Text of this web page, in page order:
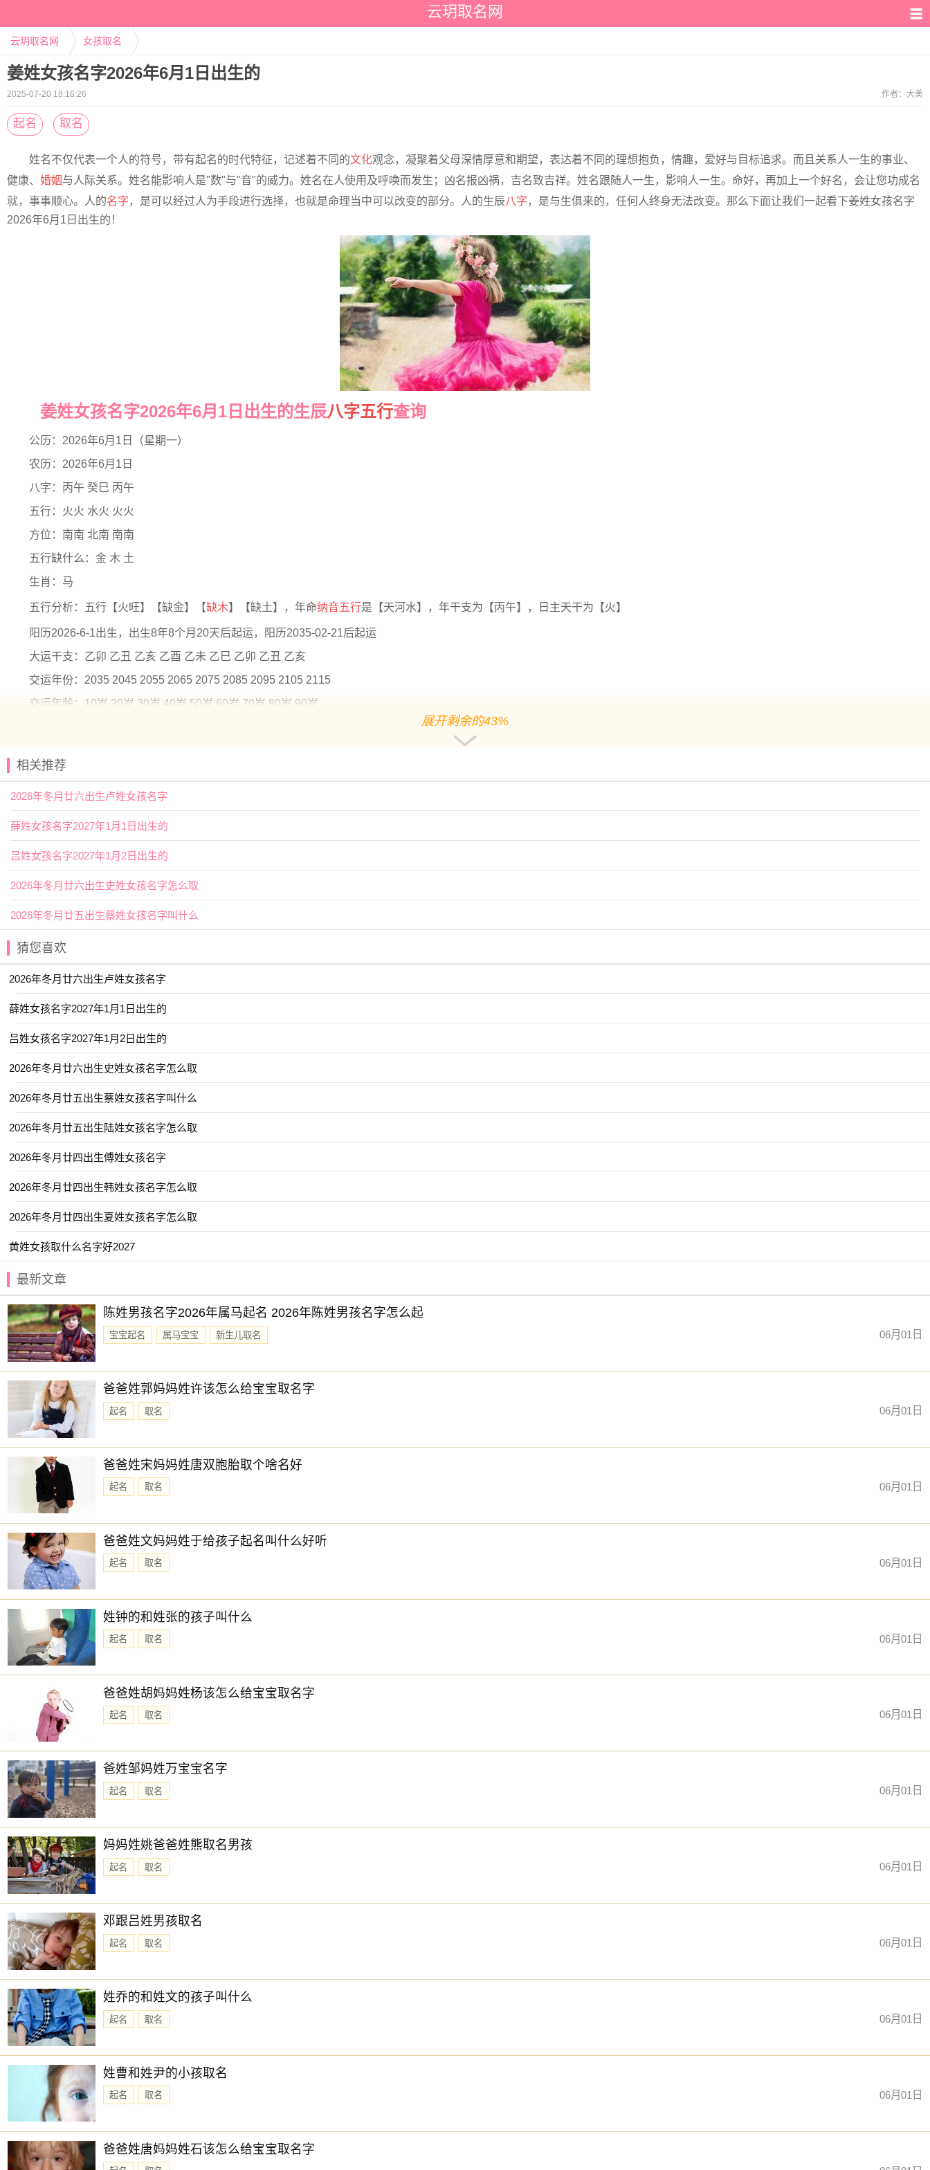
云玥取名网
云玥取名网 女孩取名
姜姓女孩名字2026年6月1日出生的
2025-07-20 18:16:26 作者： 大美
起名 取名
姓名不仅代表一个人的符号，带有起名的时代特征，记述着不同的文化观念，凝聚着父母深情厚意和期望，表达着不同的理想抱负，情趣，爱好与目标追求。而且关系人一生的事业、
健康、 婚姻与人际关系。姓名能影响人是"数"与"音"的威力。姓名在人使用及呼唤而发生；凶名报凶祸，吉名致吉祥。姓名跟随人一生，影响人一生。命好，再加上一个好名，会让您功成名
就，事事顺心。人的名字 ，是可以经过人为手段进行选择，也就是命理当中可以改变的部分。人的生辰八字 ，是与生俱来的，任何人终身无法改变。那么下面让我们一起看下姜姓女孩名字
2026年6月1日出生的！
姜姓女孩名字2026年6月1日出生的生辰八字五行查询
公历：2026年6月1日（星期一）
农历：2026年6月1日
八字：丙午 癸巳 丙午
五行：火火 水火 火火
方位：南南 北南 南南
五行缺什么：金 木 土
生肖：马
五行分析：五行【火旺】【缺金】【缺木】【缺土】，年命纳音五行是【天河水】，年干支为【丙午】，日主天干为【火】
阳历2026-6-1出生，出生8年8个月20天后起运，阳历2035-02-21后起运
大运干支：乙卯 乙丑 乙亥 乙酉 乙未 乙巳 乙卯 乙丑 乙亥
交运年份：2035 2045 2055 2065 2075 2085 2095 2105 2115
交运年龄：10岁 20岁 30岁 40岁 50岁 60岁 70岁 80岁 90岁
【倪】端，边际；小孩；头绪。用作
【灵】聪明，灵活；精神，反应敏捷，活动迅速，美好。用作人名意指聪明伶俐、反应敏捷、娟秀；
姜姓女孩名字2026年6月1日出生的好名字推荐
【寒曦】 【予清】 【予诺】 【兰琳】
【佳琪】 【子璎】 【尹黎】 【卿莞】
【乐淳】 【奕言】 【亦闲】 【乐绮】
【云涵】 【含蕾】 【可贞】 【和雅】
【宇舒】 【姝彤】 【予欣】 【娇涵】
【含湘】 【子颖】 【安冉】 【云溪】
【宸夕】 【兰佩】 【嘉宜】 【君娣】
【元姝】 【佩娴】 【安盈】 【亭然】
【向菲】 【家影】 【宛央】 【云碧】
【宛依】 【书语】 【佩琼】 【子乐】
【夏婉】 【元雅】 【乔苒】 【宣霖】
【宣淇】 【伊然】 【宜珊】 【冬瑶】
【乐善】 【君语】 【善怡】 【今夏】
【书娴】 【乐诗】 【义瑶】 【之夏】
【亦君】 【妙桐】 【净秋】 【夏荷】
【冰莹】 【书敏】 【书梦】 【安娴】
【嘉恬】 【妍美】 【元芷】 【宜含】
【夏淼】 【宸晓】 【子箐】 【宛迎】
【园雯】 【书智】 【园妙】 【与夏】
【婉吟】 【嘉婷】 【婉筠】 【初岚】
【书言】 【云谣】 【嘉彦】 【冰颜】
【天锦】 【安怡】 【婷书】 【乔雅】
【屹瑶】 【依雯】 【云昕】 【子念】
【乐渝】 【云雅】 【一棠】 【姗颖】
赐子好名，能伴子一生。想给宝宝取一个好名字吗？选择下方的
展开剩余的43%
相关推荐
2026年冬月廿六出生卢姓女孩名字
薛姓女孩名字2027年1月1日出生的
吕姓女孩名字2027年1月2日出生的
2026年冬月廿六出生史姓女孩名字怎么取
2026年冬月廿五出生蔡姓女孩名字叫什么
猜您喜欢
2026年冬月廿六出生卢姓女孩名字
薛姓女孩名字2027年1月1日出生的
吕姓女孩名字2027年1月2日出生的
2026年冬月廿六出生史姓女孩名字怎么取
2026年冬月廿五出生蔡姓女孩名字叫什么
2026年冬月廿五出生陆姓女孩名字怎么取
2026年冬月廿四出生傅姓女孩名字
2026年冬月廿四出生韩姓女孩名字怎么取
2026年冬月廿四出生夏姓女孩名字怎么取
黄姓女孩取什么名字好2027
最新文章
陈姓男孩名字2026年属马起名 2026年陈姓男孩名字怎么起
宝宝起名 属马宝宝 新生儿取名 06月01日
爸爸姓郭妈妈姓许该怎么给宝宝取名字
起名 取名 06月01日
爸爸姓宋妈妈姓唐双胞胎取个啥名好
起名 取名 06月01日
爸爸姓文妈妈姓于给孩子起名叫什么好听
起名 取名 06月01日
姓钟的和姓张的孩子叫什么
起名 取名 06月01日
爸爸姓胡妈妈姓杨该怎么给宝宝取名字
起名 取名 06月01日
爸姓邹妈姓万宝宝名字
起名 取名 06月01日
妈妈姓姚爸爸姓熊取名男孩
起名 取名 06月01日
邓跟吕姓男孩取名
起名 取名 06月01日
姓乔的和姓文的孩子叫什么
起名 取名 06月01日
姓曹和姓尹的小孩取名
起名 取名 06月01日
爸爸姓唐妈妈姓石该怎么给宝宝取名字